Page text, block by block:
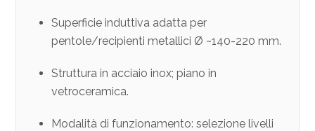
Superficie induttiva adatta per
pentole/recipienti metallici Ø ~140-220 mm.
Struttura in acciaio inox; piano in
vetroceramica.
Modalità di funzionamento: selezione livelli